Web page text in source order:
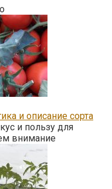
и описание сорта
и пользу для
внимание